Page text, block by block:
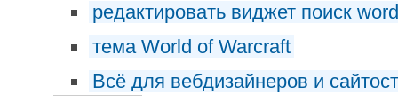
редактировать виджет поиск
тема World of Warcraft
Всё для вебдизайнеров и